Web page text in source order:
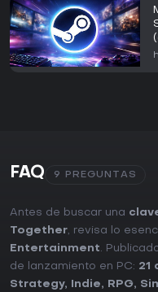
FAQ 9 PREGUNTAS
Antes de buscar una
Together, revisa lo
Entertainment.
de lanzamiento en PC: 21
Strategy, Indie, RPG,